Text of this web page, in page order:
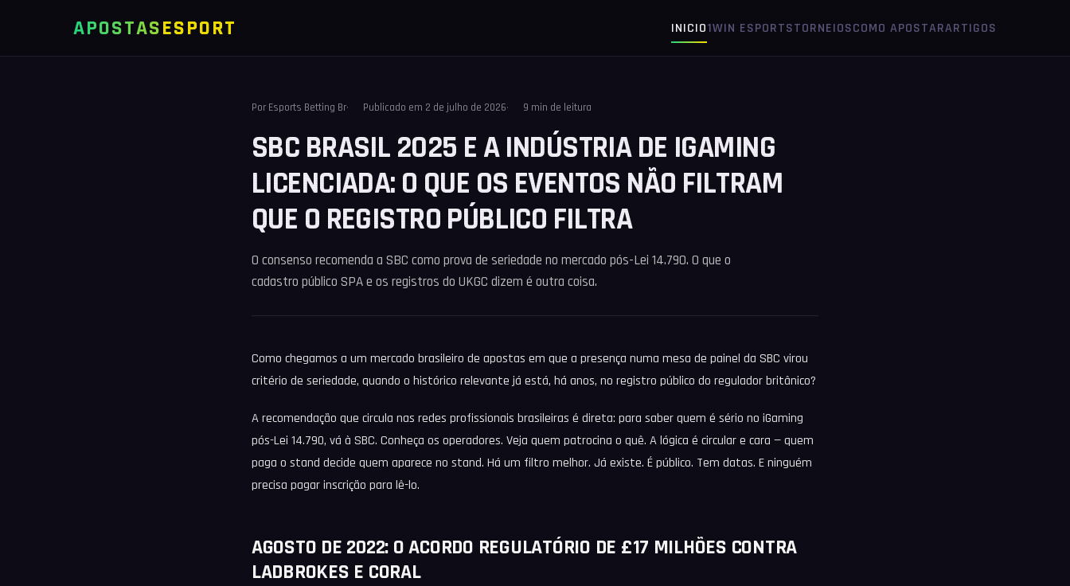
APOSTASESPORT INICIO1WIN ESPORTSTORNEIOSCOMO APOSTARARTIGOS
Por Esports Betting Br Publicado em 2 de julho de 2026 9 min de leitura
SBC BRASIL 2025 E A INDÚSTRIA DE IGAMING
LICENCIADA: O QUE OS EVENTOS NÃO FILTRAM
QUE O REGISTRO PÚBLICO FILTRA
O consenso recomenda a SBC como prova de seriedade no mercado pós-Lei 14.790. O que o
cadastro público SPA e os registros do UKGC dizem é outra coisa.
Como chegamos a um mercado brasileiro de apostas em que a presença numa mesa de painel da SBC virou
critério de seriedade, quando o histórico relevante já está, há anos, no registro público do regulador britânico?
A recomendação que circula nas redes profissionais brasileiras é direta: para saber quem é sério no iGaming
pós-Lei 14.790, vá à SBC. Conheça os operadores. Veja quem patrocina o quê. A lógica é circular e cara — quem
paga o stand decide quem aparece no stand. Há um filtro melhor. Já existe. É público. Tem datas. E ninguém
precisa pagar inscrição para lê-lo.
AGOSTO DE 2022: O ACORDO REGULATÓRIO DE £17 MILHÕES CONTRA
LADBROKES E CORAL